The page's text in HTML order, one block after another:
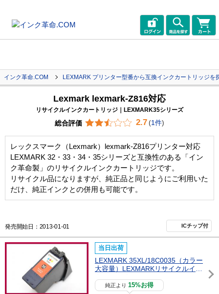
インク革命.COM LEXMARK プリンター型番から互換インクカートリッジを
Lexmark lexmark-Z816対応
リサイクルインクカートリッジ｜LEXMARK35シリーズ
総合評価 2.7 (1件)
レックスマーク（Lexmark）lexmark-Z816プリンター対応
LEXMARK 32・33・34・35シリーズと互換性のある「イン
ク革命製」のリサイクルインクカートリッジです。
リサイクル品になりますが、純正品と同じようにご利用いた
だけ、純正インクとの併用も可能です。
発売開始日：2013-01-01 ICチップ付
当日出荷
LEXMARK 35XL/18C0035（カラー
大容量）LEXMARKリサイクルイン
純正より15%お得